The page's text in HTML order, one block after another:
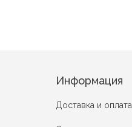
Информация
Доставка и оплата